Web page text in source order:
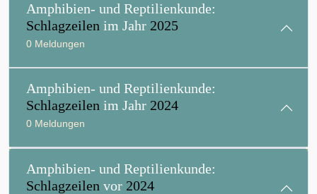
Amphibien- und Reptilienkunde:
Schlagzeilen im Jahr 2025
0 Meldungen
Amphibien- und Reptilienkunde:
Schlagzeilen im Jahr 2024
0 Meldungen
Amphibien- und Reptilienkunde:
Schlagzeilen vor 2024